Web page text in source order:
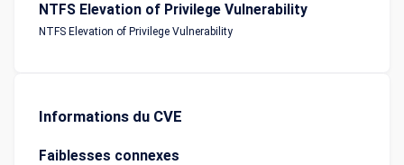
NTFS Elevation of Privilege Vulnerability
NTFS Elevation of Privilege Vulnerability
Informations du CVE
Faiblesses connexes